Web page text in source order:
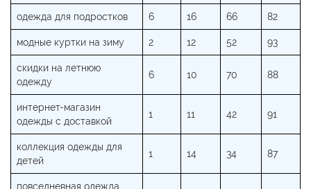
одежда для подростков 6 16 66 82
модные куртки на зиму 2 12 52 93
скидки на летнюю
одежду
6 10 70 88
интернет-магазин
одежды с доставкой
1 11 42 91
коллекция одежды для
детей
1 14 34 87
повседневная одежда